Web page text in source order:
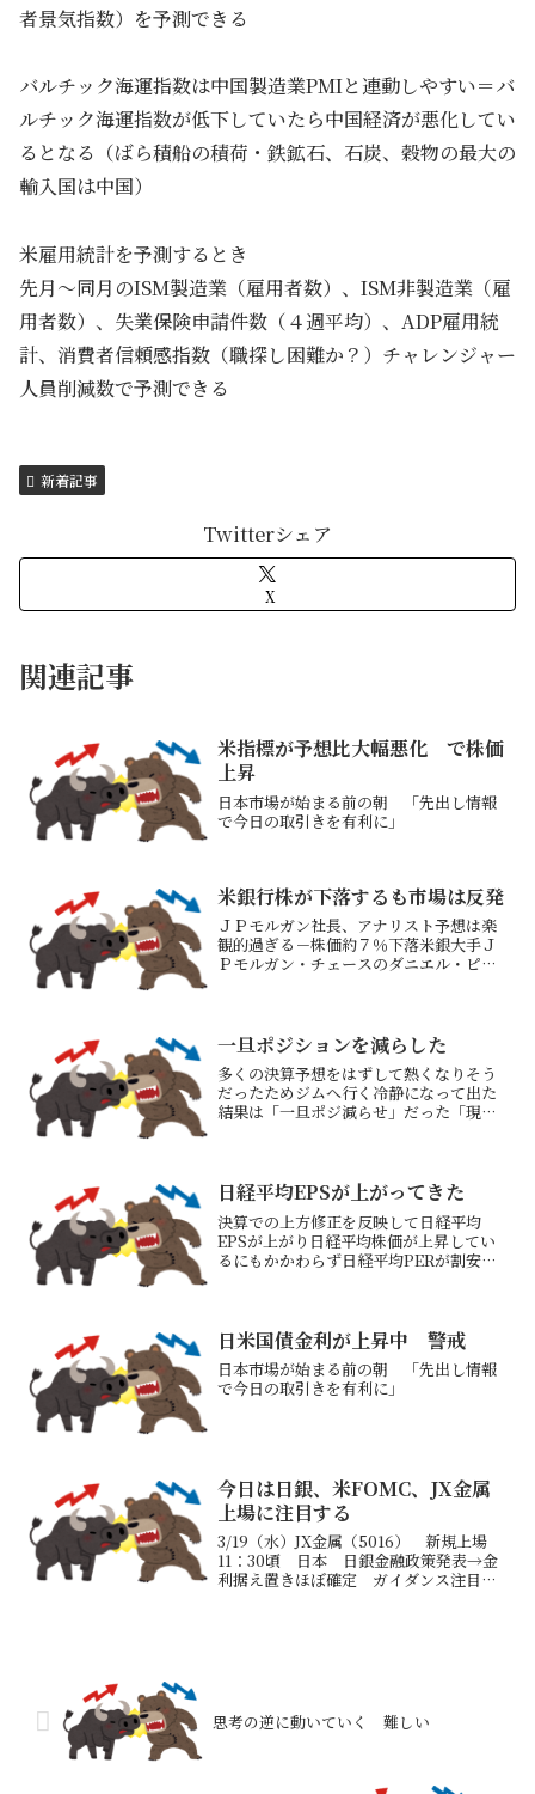
者景気指数）を予測できる
バルチック海運指数は中国製造業PMIと連動しやすい＝バ
ルチック海運指数が低下していたら中国経済が悪化してい
るとなる（ばら積船の積荷・鉄鉱石、石炭、穀物の最大の
輸入国は中国）
米雇用統計を予測するとき
先月～同月のISM製造業（雇用者数）、ISM非製造業（雇
用者数）、失業保険申請件数（４週平均）、ADP雇用統
計、消費者信頼感指数（職探し困難か？）チャレンジャー
人員削減数で予測できる
新着記事
Twitterシェア
X
関連記事
米指標が予想比大幅悪化 で株価
上昇
日本市場が始まる前の朝 「先出し情報
で今日の取引きを有利に」
米銀行株が下落するも市場は反発
ＪＰモルガン社長、アナリスト予想は楽
観的過ぎる－株価約７％下落米銀大手Ｊ
Ｐモルガン・チェースのダニエル・ピン
ルドマンサックス...
一旦ポジションを減らした
多くの決算予想をはずして熱くなりそう
だったためジムへ行く冷静になって出た
結果は「一旦ポジ減らせ」だった「現在
か？ないと思うのか？」...
日経平均EPSが上がってきた
決算での上方修正を反映して日経平均
EPSが上がり日経平均株価が上昇してい
るにもかかわらず日経平均PERが割安に
修正が続くようだと日...
日米国債金利が上昇中 警戒
日本市場が始まる前の朝 「先出し情報
で今日の取引きを有利に」
今日は日銀、米FOMC、JX金属
上場に注目する
3/19（水）JX金属（5016） 新規上場
11：30頃 日本 日銀金融政策発表→金
利据え置きほぼ確定 ガイダンス注目
思考の逆に動いていく 難しい